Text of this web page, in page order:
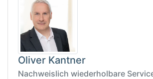
Oliver Kantner
Nachweislich wiederholbare